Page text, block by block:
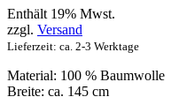
Enthält 19% Mwst.
zzgl. Versand
Lieferzeit: ca. 2-3 Werktage
Material: 100 % Baumwolle
Breite: ca. 145 cm